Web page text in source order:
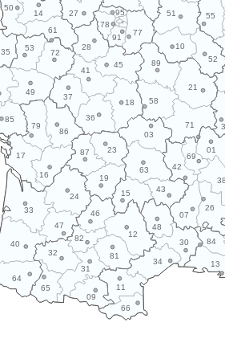
10
11
12
13
14
15
16
17
18
19
21
23
24
26
27
28
30
31
32
33
34
35
36
37
40
41
42
43
45
46
47
48
49
50
51
52
53
55
58
61
63
64
65
66
69
01
03
07
09
71
72
77
78
79
81
82 84
85
86
87
89
91
95